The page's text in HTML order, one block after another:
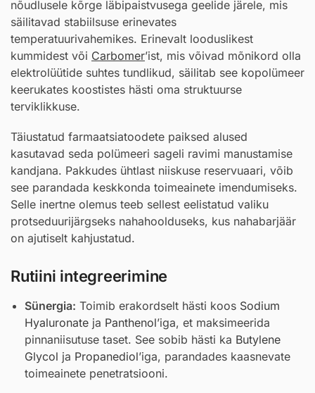
nõudlusele kõrge läbipaistvusega geelide järele, mis
säilitavad stabiilsuse erinevates
temperatuurivahemikes. Erinevalt looduslikest
kummidest või Carbomer’ist, mis võivad mõnikord olla
elektrolüütide suhtes tundlikud, säilitab see kopolümeer
keerukates koostistes hästi oma struktuurse
terviklikkuse.
Täiustatud farmaatsiatoodete paiksed alused
kasutavad seda polümeeri sageli ravimi manustamise
kandjana. Pakkudes ühtlast niiskuse reservuaari, võib
see parandada keskkonda toimeainete imendumiseks.
Selle inertne olemus teeb sellest eelistatud valiku
protseduurijärgseks nahahoolduseks, kus nahabarjäär
on ajutiselt kahjustatud.
Rutiini integreerimine
Sünergia: Toimib erakordselt hästi koos Sodium
Hyaluronate ja Panthenol’iga, et maksimeerida
pinnaniisutuse taset. See sobib hästi ka Butylene
Glycol ja Propanediol’iga, parandades kaasnevate
toimeainete penetratsiooni.